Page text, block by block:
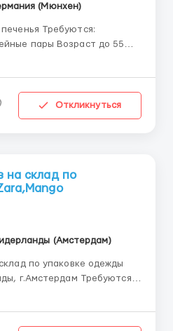
(Мюнхен)
Возраст до 55
(сб-по желанию, вс-
Откликнуться
на склад по
(Амстердам)
по упаковке одежды
г.Амстердам Требуются
пары) на склады по